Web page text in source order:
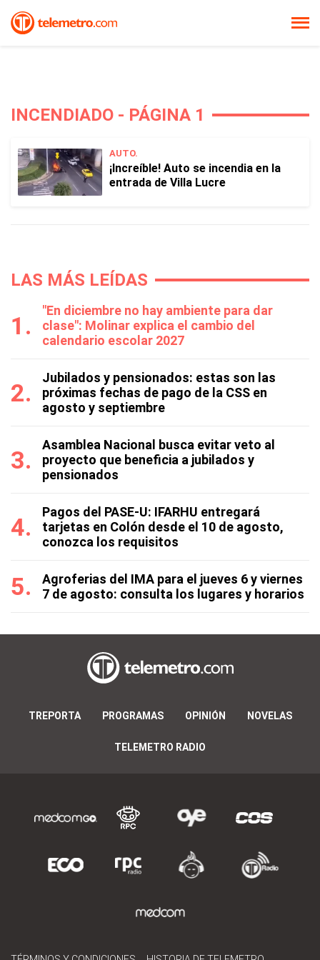
INCENDIADO - PÁGINA 1
AUTO.
¡Increíble! Auto se incendia en la
entrada de Villa Lucre
LAS MÁS LEÍDAS
"En diciembre no hay ambiente para dar
clase": Molinar explica el cambio del
calendario escolar 2027
Jubilados y pensionados: estas son las
próximas fechas de pago de la CSS en
agosto y septiembre
Asamblea Nacional busca evitar veto al
proyecto que beneficia a jubilados y
pensionados
Pagos del PASE-U: IFARHU entregará
tarjetas en Colón desde el 10 de agosto,
conozca los requisitos
Agroferias del IMA para el jueves 6 y viernes
7 de agosto: consulta los lugares y horarios
TREPORTA PROGRAMAS OPINIÓN NOVELAS
TELEMETRO RADIO